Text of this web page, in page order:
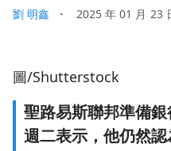
劉 明鑫 ・ 2025 年 01 月 23
圖/Shutterstock
聖路易斯聯邦準備
週二表示，他仍然